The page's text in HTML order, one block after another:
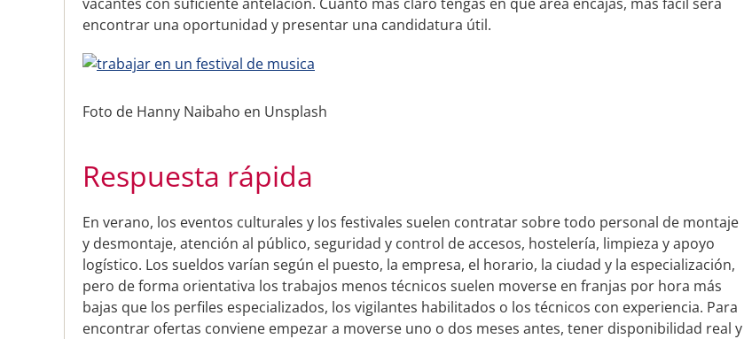
encontrar una oportunidad y presentar una candidatura útil.
Foto de Hanny Naibaho en Unsplash
Respuesta rápida
En verano, los eventos culturales y los festivales suelen contratar sobre todo personal de montaje
y desmontaje, atención al público, seguridad y control de accesos, hostelería, limpieza y apoyo
logístico. Los sueldos varían según el puesto, la empresa, el horario, la ciudad y la especialización,
pero de forma orientativa los trabajos menos técnicos suelen moverse en franjas por hora más
bajas que los perfiles especializados, los vigilantes habilitados o los técnicos con experiencia. Para
encontrar ofertas conviene empezar a moverse uno o dos meses antes, tener disponibilidad real y